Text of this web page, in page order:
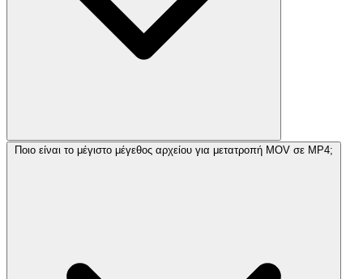
Ποιο είναι το μέγιστο μέγεθος αρχείου για μετατροπή MOV σε MP4;